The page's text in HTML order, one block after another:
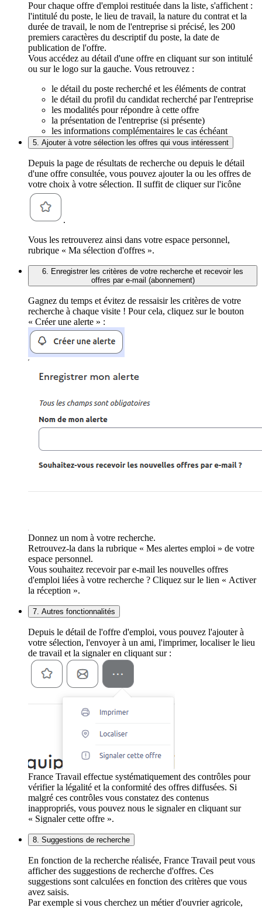
Pour chaque offre d'emploi restituée dans la liste, s'affichent :
l'intitulé du poste, le lieu de travail, la nature du contrat et la
durée de travail, le nom de l'entreprise si précisé, les 200
premiers caractères du descriptif du poste, la date de
publication de l'offre.
Vous accédez au détail d'une offre en cliquant sur son intitulé
ou sur le logo sur la gauche. Vous retrouvez :
le détail du poste recherché et les éléments de contrat
le détail du profil du candidat recherché par l'entreprise
les modalités pour répondre à cette offre
la présentation de l'entreprise (si présente)
les informations complémentaires le cas échéant
5. Ajouter à votre sélection les offres qui vous intéressent
Depuis la page de résultats de recherche ou depuis le détail
d'une offre consultée, vous pouvez ajouter la ou les offres de
votre choix à votre sélection. Il suffit de cliquer sur l'icône
.
Vous les retrouverez ainsi dans votre espace personnel,
rubrique « Ma sélection d'offres ».
6. Enregistrer les critères de votre recherche et recevoir les
offres par e-mail (abonnement)
Gagnez du temps et évitez de ressaisir les critères de votre
recherche à chaque visite ! Pour cela, cliquez sur le bouton
« Créer une alerte » :
Donnez un nom à votre recherche.
Retrouvez-la dans la rubrique « Mes alertes emploi » de votre
espace personnel.
Vous souhaitez recevoir par e-mail les nouvelles offres
d'emploi liées à votre recherche ? Cliquez sur le lien « Activer
la réception ».
7. Autres fonctionnalités
Depuis le détail de l'offre d'emploi, vous pouvez l'ajouter à
votre sélection, l'envoyer à un ami, l'imprimer, localiser le lieu
de travail et la signaler en cliquant sur :
France Travail effectue systématiquement des contrôles pour
vérifier la légalité et la conformité des offres diffusées. Si
malgré ces contrôles vous constatez des contenus
inappropriés, vous pouvez nous le signaler en cliquant sur
« Signaler cette offre ».
8. Suggestions de recherche
En fonction de la recherche réalisée, France Travail peut vous
afficher des suggestions de recherche d'offres. Ces
suggestions sont calculées en fonction des critères que vous
avez saisis.
Par exemple si vous cherchez un métier d'ouvrier agricole,